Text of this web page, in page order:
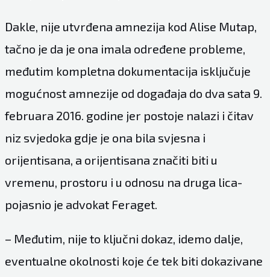
Dakle, nije utvrđena amnezija kod Alise Mutap,
tačno je da je ona imala određene probleme,
međutim kompletna dokumentacija isključuje
mogućnost amnezije od događaja do dva sata 9.
februara 2016. godine jer postoje nalazi i čitav
niz svjedoka gdje je ona bila svjesna i
orijentisana, a orijentisana značiti biti u
vremenu, prostoru i u odnosu na druga lica-
pojasnio je advokat Feraget.
– Međutim, nije to ključni dokaz, idemo dalje,
eventualne okolnosti koje će tek biti dokazivane